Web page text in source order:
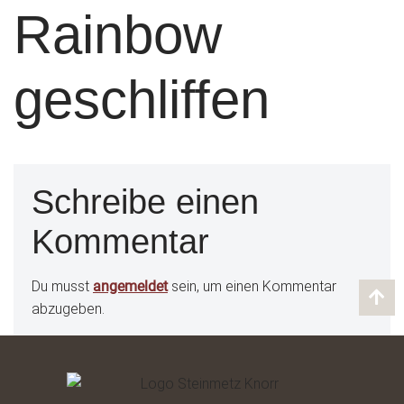
Rainbow
geschliffen
Schreibe einen
Kommentar
Du musst angemeldetsein, um einen Kommentar
abzugeben.